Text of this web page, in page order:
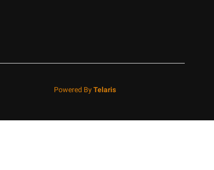
Powered ByTelaris